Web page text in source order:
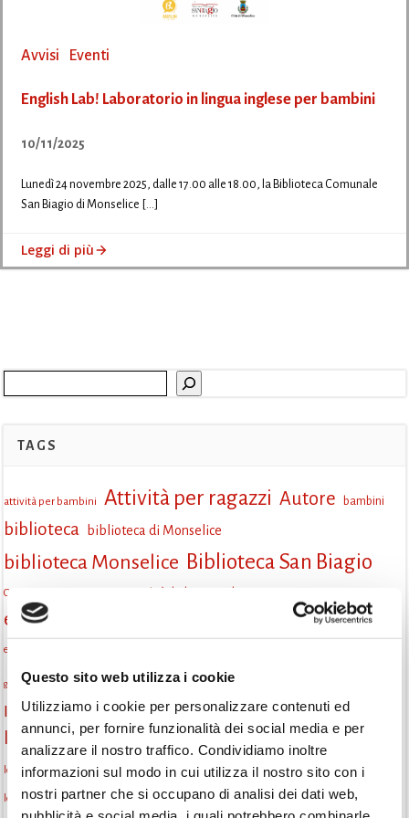
Questo sito web utilizza i cookie
Utilizziamo i cookie per personalizzare contenuti ed
annunci, per fornire funzionalità dei social media e per
analizzare il nostro traffico. Condividiamo inoltre
informazioni sul modo in cui utilizza il nostro sito con i
nostri partner che si occupano di analisi dei dati web,
Avvisi Eventi
English Lab! Laboratorio in lingua inglese per bambini
10/11/2025
Lunedì 24 novembre 2025, dalle 17.00 alle 18.00, la Biblioteca Comunale
San Biagio di Monselice […]
Leggi di più
TAGS
attività per bambini Attività per ragazzi Autore bambini
biblioteca biblioteca di Monselice
biblioteca Monselice Biblioteca San Biagio
Centro per il libro e la lettura cultura
eventi culturali eventi in biblioteca
eventi Monselice
genitorialità gratuito gruppo di lettura
Informazioni laboratori creativi laboratorio
la strada di mattoni gialli Lettori itineranti lettura
lettura ad alta voce lettura condivisa lettura silenziosa
letture ad alta voce letture per bambini libri libri come semi libri da leggere